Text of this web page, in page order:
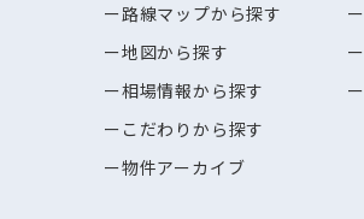
路線マップから探す
地図から探す
相場情報から探す
こだわりから探す
物件アーカイブ